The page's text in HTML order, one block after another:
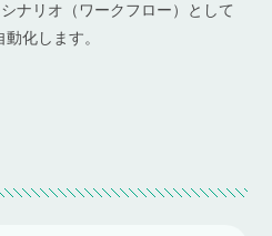
ナリオ（ワークフロー）として
化します。